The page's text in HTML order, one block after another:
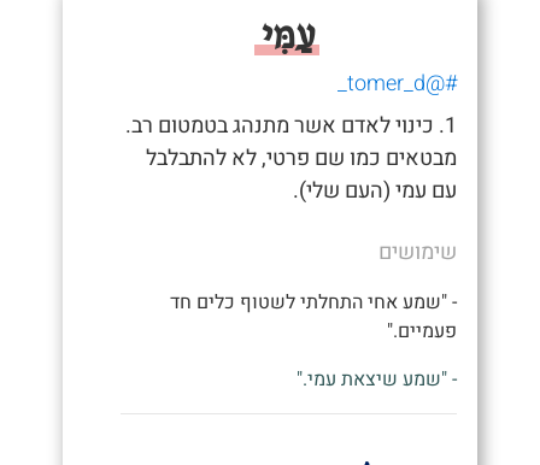
עַמִּי
#@tomer_d_
1. כינוי לאדם אשר מתנהג בטמטום רב.
מבטאים כמו שם פרטי, לא להתבלבל
עם עמי (העם שלי).
שימושים
- "שמע אחי התחלתי לשטוף כלים חד
פעמיים."
- "שמע שיצאת עמי."